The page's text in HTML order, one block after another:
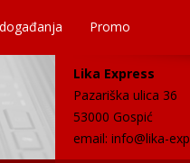
Promo
Lika Express
Pazariška ulica 36
53000 Gospić
email: info@lika-